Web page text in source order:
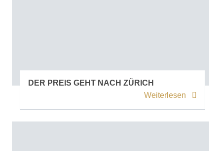
DER PREIS GEHT NACH ZÜRICH
Weiterlesen